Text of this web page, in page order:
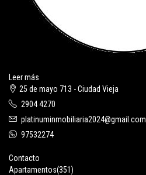
Leer más
25 de mayo 713 - Ciudad Vieja
2904 4270
platinuminmobiliaria2024@gmail.com
97532274
Contacto
Apartamentos(351)